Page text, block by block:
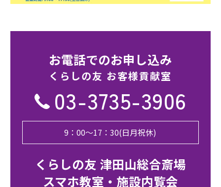
お電話でのお申し込み
くらしの友 お客様貢献室
03-3735-3906
9：00～17：30(日月祝休)
くらしの友 津田山総合斎場
スマホ教室・施設内覧会